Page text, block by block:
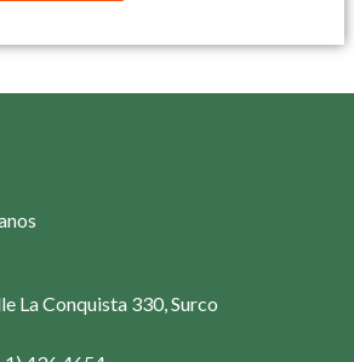
La Conquista 330, Surco